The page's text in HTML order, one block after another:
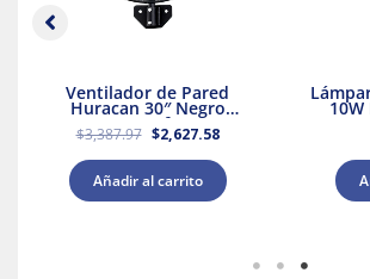
Ventilador de Pared
Huracan 30″ Negro
Masterfan
$3,387.97 $2,627.58
Añadir al carrito
10W